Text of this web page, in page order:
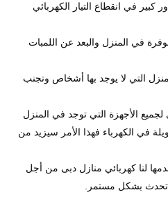
في انقطاع التيار الكهربائي
في المنزل والبعد عن اللمبات
التي لا يوجد بها أشخاص وتجنب
الأجهزة التي توجد في المنزل
في الكهرباء فهذا الأمر سيزيد من
لنا كهربائي منازل دبى من أجل
تحدث بشكل مستمر.